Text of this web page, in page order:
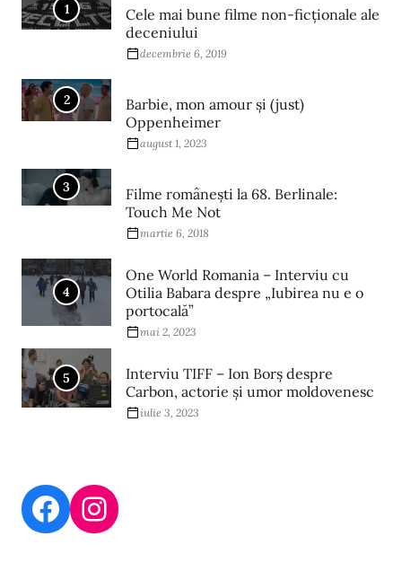
1
Cele mai bune filme non-ficționale ale
deceniului
decembrie 6, 2019
2
Barbie, mon amour și (just)
Oppenheimer
august 1, 2023
3
Filme româneşti la 68. Berlinale:
Touch Me Not
martie 6, 2018
4
One World Romania – Interviu cu
Otilia Babara despre „Iubirea nu e o
portocală”
mai 2, 2023
5
Interviu TIFF – Ion Borș despre
Carbon, actorie și umor moldovenesc
iulie 3, 2023